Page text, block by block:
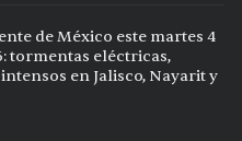
de México este martes 4
tormentas eléctricas,
en Jalisco, Nayarit y